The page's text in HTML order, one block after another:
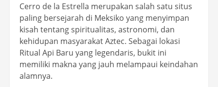
Cerro de la Estrella merupakan salah satu situs
paling bersejarah di Meksiko yang menyimpan
kisah tentang spiritualitas, astronomi, dan
kehidupan masyarakat Aztec. Sebagai lokasi
Ritual Api Baru yang legendaris, bukit ini
memiliki makna yang jauh melampaui keindahan
alamnya.